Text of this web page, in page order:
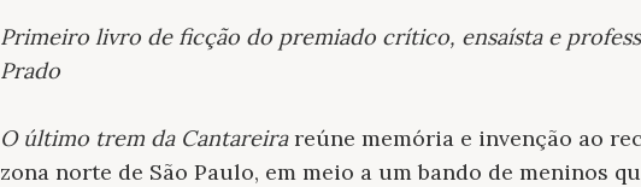
Primeiro livro de ficção do premiado crítico, ensaísta e
Prado
O último trem da Cantareirareúne memória e invenção ao
zona norte de São Paulo, em meio a um bando de meninos